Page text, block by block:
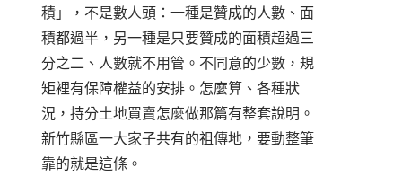
積」，不是數人頭：一種是贊成的人數、面
積都過半，另一種是只要贊成的面積超過三
分之二、人數就不用管。不同意的少數，規
矩裡有保障權益的安排。怎麼算、各種狀
況， 持分土地買賣怎麼做那篇有整套說明。
新竹縣區一大家子共有的祖傳地，要動整筆
靠的就是這條。